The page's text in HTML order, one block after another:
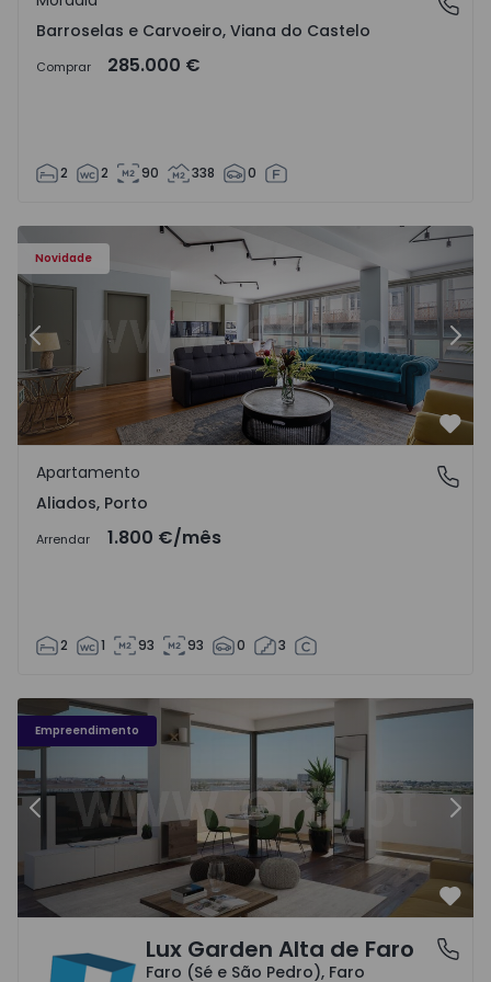
Barroselas e Carvoeiro, Viana do Castelo
Comprar 285.000 €
2 2 90 338 0
Novidade
Apartamento T2 Porto, Aliados - 1574582 - 4
Anterior
Aliados, Porto
Apartamento
Aliados, Porto
Arrendar 1.800 €/mês
2 1 93 93 0 3
Empreendimento
Anterior
Faro (Sé e São Pedro), Faro
Lux Garden Alta de Faro
Faro (Sé e São Pedro), Faro